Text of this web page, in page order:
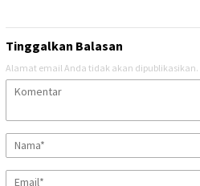
Tinggalkan Balasan
Alamat email Anda tidak akan dipublikasikan.